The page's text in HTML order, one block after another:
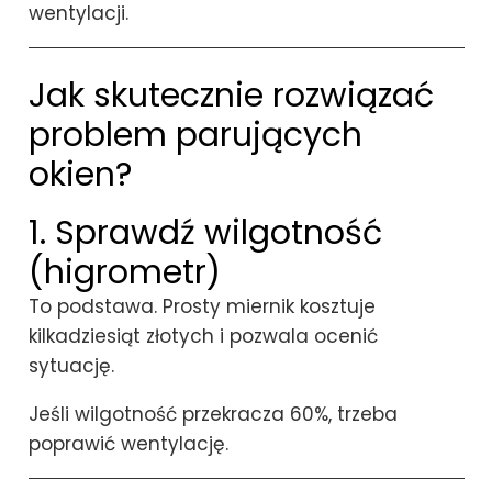
wentylacji.
Jak skutecznie rozwiązać
problem parujących
okien?
1. Sprawdź wilgotność
(higrometr)
To podstawa. Prosty miernik kosztuje
kilkadziesiąt złotych i pozwala ocenić
sytuację.
Jeśli wilgotność przekracza 60%, trzeba
poprawić wentylację.